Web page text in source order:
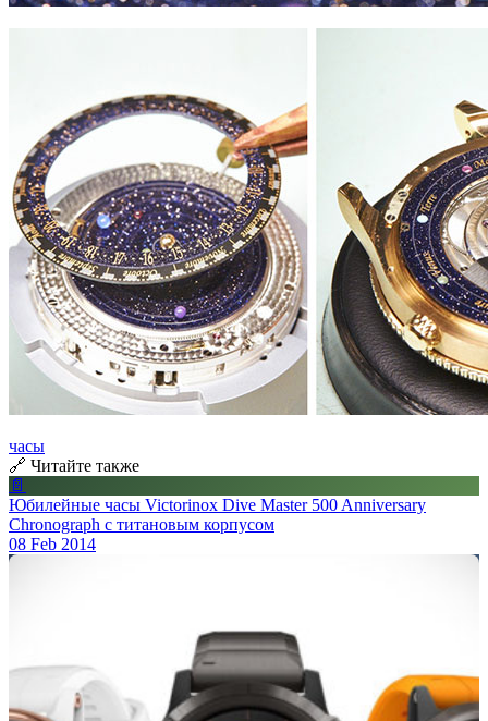
часы
🔗 Читайте также
📄
Юбилейные часы Victorinox Dive Master 500 Anniversary
Chronograph с титановым корпусом
08 Feb 2014